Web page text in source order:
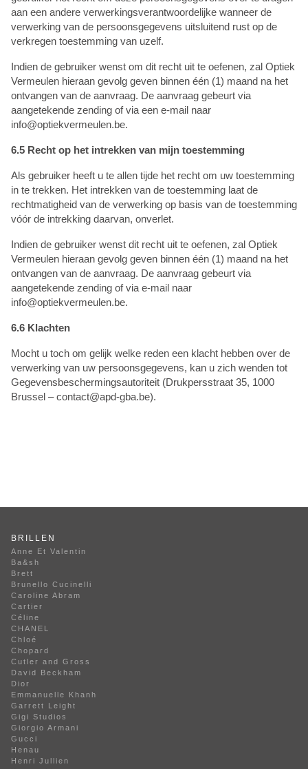
aan een andere verwerkingsverantwoordelijke wanneer de
verwerking van de persoonsgegevens uitsluitend rust op de
verkregen toestemming van uzelf.
Indien de gebruiker wenst om dit recht uit te oefenen, zal Optiek
Vermeulen hieraan gevolg geven binnen één (1) maand na het
ontvangen van de aanvraag. De aanvraag gebeurt via
aangetekende zending of via een e-mail naar
info@optiekvermeulen.be.
6.5 Recht op het intrekken van mijn toestemming
Als gebruiker heeft u te allen tijde het recht om uw toestemming
in te trekken. Het intrekken van de toestemming laat de
rechtmatigheid van de verwerking op basis van de toestemming
vóór de intrekking daarvan, onverlet.
Indien de gebruiker wenst dit recht uit te oefenen, zal Optiek
Vermeulen hieraan gevolg geven binnen één (1) maand na het
ontvangen van de aanvraag. De aanvraag gebeurt via
aangetekende zending of via e-mail naar
info@optiekvermeulen.be.
6.6 Klachten
Mocht u toch om gelijk welke reden een klacht hebben over de
verwerking van uw persoonsgegevens, kan u zich wenden tot
Gegevensbeschermingsautoriteit (Drukpersstraat 35, 1000
Brussel – contact@apd-gba.be).
BRILLEN
Anne Et Valentin
Ba&sh
Brett
Brunello Cucinelli
Caroline Abram
Cartier
Céline
CHANEL
Chloé
Chopard
Cutler and Gross
David Beckham
Dior
Emmanuelle Khanh
Garrett Leight
Gigi Studios
Giorgio Armani
Gucci
Henau
Henri Jullien